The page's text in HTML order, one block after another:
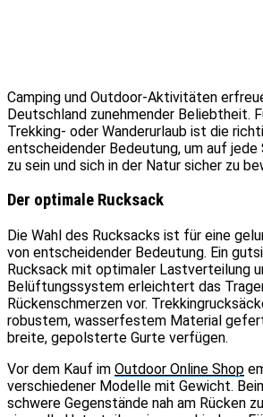
Camping und Outdoor-Aktivitäten
Deutschland zunehmender Beliebtheit.
Trekking- oder Wanderurlaub ist die
entscheidender Bedeutung, um auf
zu sein und sich in der Natur sicher zu
Der optimale Rucksack
Die Wahl des Rucksacks ist für eine
von entscheidender Bedeutung. Ein
Rucksack mit optimaler Lastverteilung
Belüftungssystem erleichtert das
Rückenschmerzen vor.
robustem, wasserfestem Material
breite, gepolsterte Gurte verfügen.
Vor dem Kauf im Outdoor Online Shop
verschiedener Modelle mit Gewicht.
schwere Gegenstände nah am Rücken